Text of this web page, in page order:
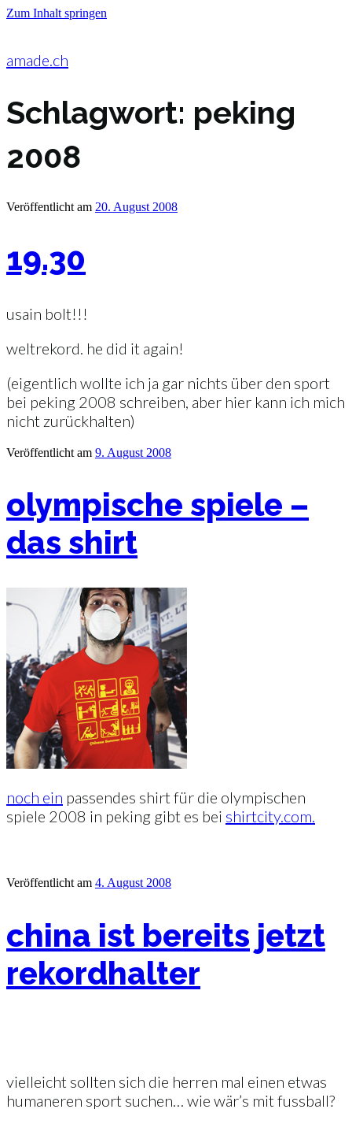
Zum Inhalt springen
amade.ch
Schlagwort: peking
2008
Veröffentlicht am 20. August 2008
19.30
usain bolt!!!
weltrekord. he did it again!
(eigentlich wollte ich ja gar nichts über den sport
bei peking 2008 schreiben, aber hier kann ich mich
nicht zurückhalten)
Veröffentlicht am 9. August 2008
olympische spiele –
das shirt
noch ein passendes shirt für die olympischen
spiele 2008 in peking gibt es bei shirtcity.com.
Veröffentlicht am 4. August 2008
china ist bereits jetzt
rekordhalter
vielleicht sollten sich die herren mal einen etwas
humaneren sport suchen… wie wär’s mit fussball?